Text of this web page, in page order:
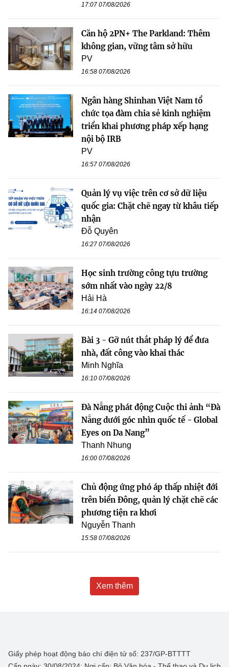
17:07 07/08/2026
Căn hộ 2PN+ The Parkland: Thêm
không gian, vững tâm sở hữu
PV
16:58 07/08/2026
Ngân hàng Shinhan Việt Nam tổ
chức tọa đàm chia sẻ kinh nghiệm
triển khai phương pháp xếp hạng
nội bộ IRB
PV
16:57 07/08/2026
Quản lý vụ việc trên cơ sở dữ liệu
quốc gia: Chặt chẽ ngay từ khâu tiếp
nhận
Đỗ Quyên
16:27 07/08/2026
Học sinh trường công tựu trường
sớm nhất vào ngày 22/8
Hải Hà
16:14 07/08/2026
Bài 3 - Gỡ nút thắt pháp lý để đưa
nhà, đất công vào khai thác
Minh Nghĩa
16:10 07/08/2026
Đà Nẵng phát động Cuộc thi ảnh “Đà
Nẵng dưới góc nhìn quốc tế - Global
Eyes on Da Nang”
Thanh Nhung
16:00 07/08/2026
Chủ động ứng phó áp thấp nhiệt đới
trên biển Đông, quản lý chặt chẽ các
phương tiện ra khơi
Nguyễn Thanh
15:58 07/08/2026
Xem thêm
Giấy phép hoạt động báo chí điện tử số: 237/GP-BTTTT